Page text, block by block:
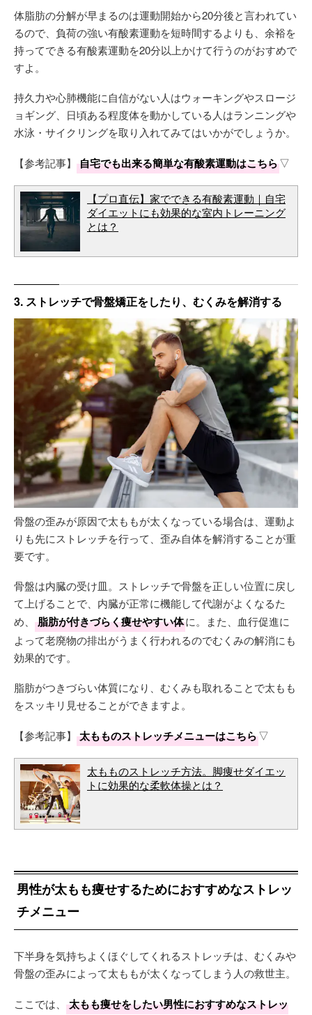
体脂肪の分解が早まるのは運動開始から20分後と言われてい
るので、負荷の強い有酸素運動を短時間するよりも、余裕を
持ってできる有酸素運動を20分以上かけて行うのがおすめで
すよ。
持久力や心肺機能に自信がない人はウォーキングやスロージ
ョギング、日頃ある程度体を動かしている人はランニングや
水泳・サイクリングを取り入れてみてはいかがでしょうか。
【参考記事】 自宅でも出来る簡単な有酸素運動はこちら▽
【プロ直伝】家でできる有酸素運動｜自宅
ダイエットにも効果的な室内トレーニング
とは？
3. ストレッチで骨盤矯正をしたり、むくみを解消する
骨盤の歪みが原因で太ももが太くなっている場合は、運動よ
りも先にストレッチを行って、歪み自体を解消することが重
要です。
骨盤は内臓の受け皿。ストレッチで骨盤を正しい位置に戻し
て上げることで、内臓が正常に機能して代謝がよくなるた
め、
脂肪が付きづらく痩せやすい体に。また、血行促進に
よって老廃物の排出がうまく行われるのでむくみの解消にも
効果的です。
脂肪がつきづらい体質になり、むくみも取れることで太もも
をスッキリ見せることができますよ。
【参考記事】 太もものストレッチメニューはこちら▽
太もものストレッチ方法。脚痩せダイエッ
トに効果的な柔軟体操とは？
男性が太もも痩せするためにおすすめなストレッ
チメニュー
下半身を気持ちよくほぐしてくれるストレッチは、むくみや
骨盤の歪みによって太ももが太くなってしまう人の救世主。
ここでは、
太もも痩せをしたい男性におすすめなストレッ